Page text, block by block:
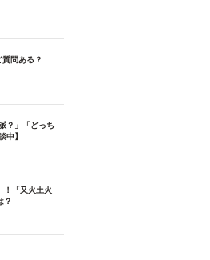
問ある？
？」「どっち
中】
！「又火土火
？